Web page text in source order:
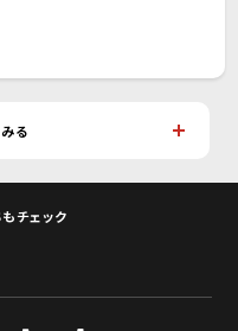
る
チェック